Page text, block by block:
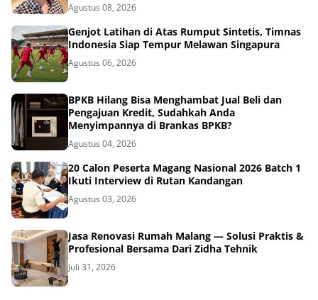
Agustus 08, 2026
Genjot Latihan di Atas Rumput Sintetis, Timnas
Indonesia Siap Tempur Melawan Singapura
Agustus 06, 2026
BPKB Hilang Bisa Menghambat Jual Beli dan
Pengajuan Kredit, Sudahkah Anda
Menyimpannya di Brankas BPKB?
Agustus 04, 2026
20 Calon Peserta Magang Nasional 2026 Batch 1
Ikuti Interview di Rutan Kandangan
Agustus 03, 2026
Jasa Renovasi Rumah Malang — Solusi Praktis &
Profesional Bersama Dari Zidha Tehnik
Juli 31, 2026